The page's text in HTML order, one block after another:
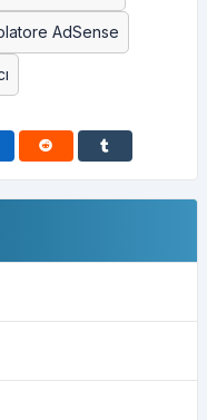
AdSense